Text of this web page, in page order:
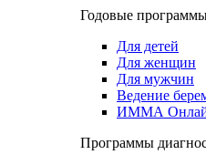
Годовые
Для детей
Для женщин
Для мужчин
Ведение
ИММА
Программы